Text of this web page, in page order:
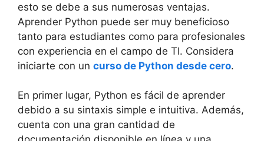
esto se debe a sus numerosas ventajas.
Aprender Python puede ser muy beneficioso
tanto para estudiantes como para profesionales
con experiencia en el campo de TI. Considera
iniciarte con un curso de Python desde cero.
En primer lugar, Python es fácil de aprender
debido a su sintaxis simple e intuitiva. Además,
cuenta con una gran cantidad de